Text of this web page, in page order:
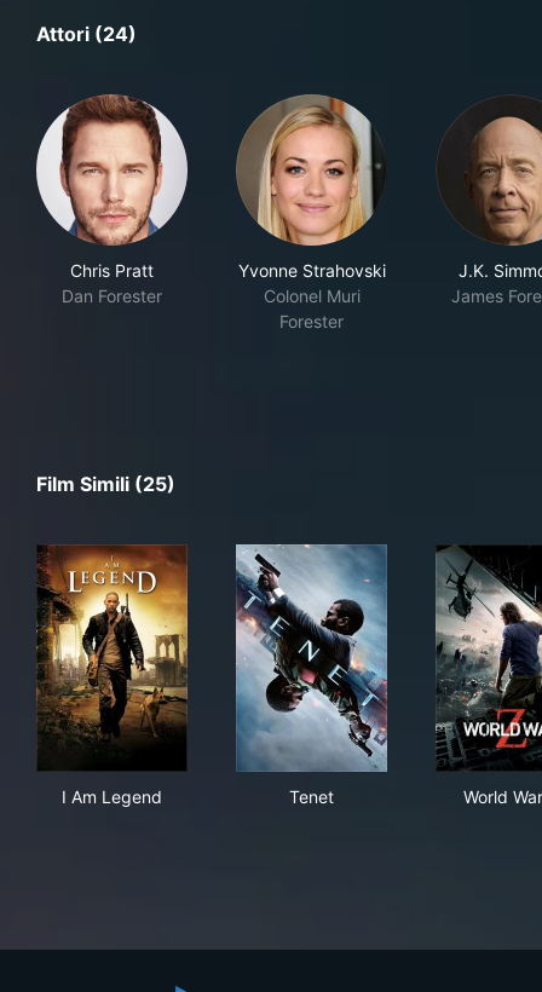
Attori (24)
Chris Pratt
Dan Forester
Yvonne Strahovski
Colonel Muri
Forester
J.K.
James
Film Simili (25)
I Am Legend Tenet World